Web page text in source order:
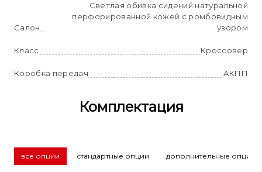
Салон
Светлая обивка сидений натуральной
перфорированной кожей с ромбовидным
узором
Класс Кроссовер
Коробка передач АКПП
Комплектация
все опции стандартные опции дополнительные опции